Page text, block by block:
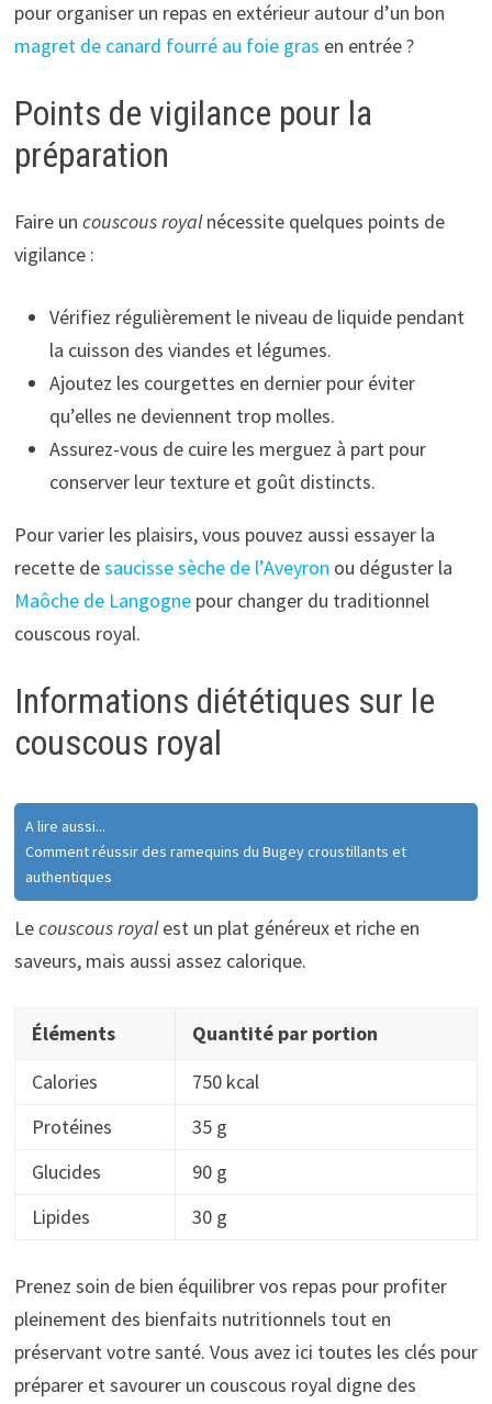
pour organiser un repas en extérieur autour d’un bon
magret de canard fourré au foie gras en entrée ?
Points de vigilance pour la
préparation
Faire un couscous royalnécessite quelques points de
vigilance :
Vérifiez régulièrement le niveau de liquide pendant
la cuisson des viandes et légumes.
Ajoutez les courgettes en dernier pour éviter
qu’elles ne deviennent trop molles.
Assurez-vous de cuire les merguez à part pour
conserver leur texture et goût distincts.
Pour varier les plaisirs, vous pouvez aussi essayer la
recette desaucisse sèche de l’Aveyron ou déguster la
Maôche de Langognepour changer du traditionnel
couscous royal.
Informations diététiques sur le
couscous royal
A lire aussi...
Comment réussir des ramequins du Bugey croustillants et
authentiques
Lecouscous royalest un plat généreux et riche en
saveurs, mais aussi assez calorique.
Éléments
Quantité par portion
Calories
750 kcal
Protéines
35 g
Glucides
90 g
Lipides
30 g
Prenez soin de bien équilibrer vos repas pour profiter
pleinement des bienfaits nutritionnels tout en
préservant votre santé. Vous avez ici toutes les clés pour
préparer et savourer un couscous royal digne des